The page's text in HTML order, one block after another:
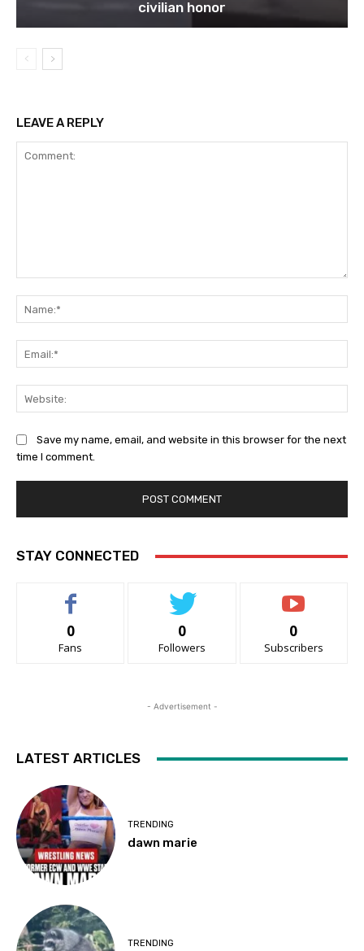
civilian honor
LEAVE A REPLY
Save my name, email, and website in this browser for the next
time I comment.
STAY CONNECTED
0
Fans
0
Followers
0
Subscribers
- Advertisement -
LATEST ARTICLES
TRENDING
dawn marie
TRENDING